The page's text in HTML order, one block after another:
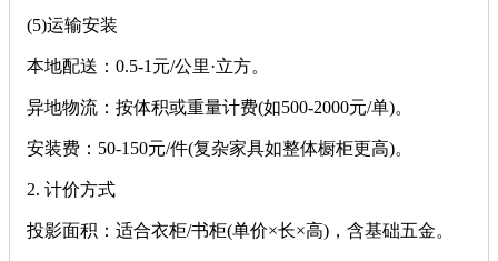
‌(5)运输安装‌
本地配送：0.5-1元/公里·立方。
异地物流：按体积或重量计费(如500-2000元/单)。
安装费：50-150元/件(复杂家具如整体橱柜更高)。
‌2. 计价方式‌
‌投影面积‌：适合衣柜/书柜(单价×长×高)，含基础五金。